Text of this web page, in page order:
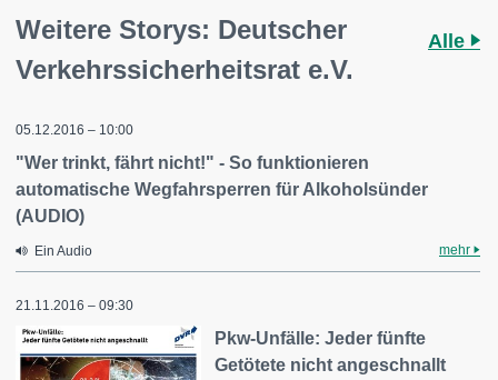
Weitere Storys: Deutscher
Verkehrssicherheitsrat e.V.
Alle
05.12.2016 – 10:00
"Wer trinkt, fährt nicht!" - So funktionieren
automatische Wegfahrsperren für Alkoholsünder
(AUDIO)
Ein Audio mehr
21.11.2016 – 09:30
Pkw-Unfälle: Jeder fünfte
Getötete nicht angeschnallt